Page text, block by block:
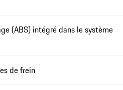
(ABS) intégré dans le système
de frein